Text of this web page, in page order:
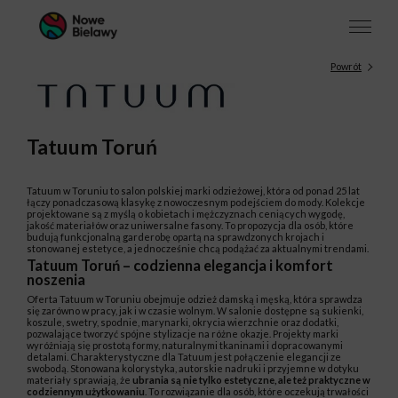
Powrót
Tatuum Toruń
Tatuum w Toruniu to salon polskiej marki odzieżowej, która od ponad 25 lat
łączy ponadczasową klasykę z nowoczesnym podejściem do mody. Kolekcje
projektowane są z myślą o kobietach i mężczyznach ceniących wygodę,
jakość materiałów oraz uniwersalne fasony. To propozycja dla osób, które
budują funkcjonalną garderobę opartą na sprawdzonych krojach i
stonowanej estetyce, a jednocześnie chcą podążać za aktualnymi trendami.
Tatuum Toruń – codzienna elegancja i komfort
noszenia
Oferta Tatuum w Toruniu obejmuje odzież damską i męską, która sprawdza
się zarówno w pracy, jak i w czasie wolnym. W salonie dostępne są sukienki,
koszule, swetry, spodnie, marynarki, okrycia wierzchnie oraz dodatki,
pozwalające tworzyć spójne stylizacje na różne okazje. Projekty marki
wyróżniają się prostotą formy, naturalnymi tkaninami i dopracowanymi
detalami. Charakterystyczne dla Tatuum jest połączenie elegancji ze
swobodą. Stonowana kolorystyka, autorskie nadruki i przyjemne w dotyku
materiały sprawiają, że ubrania są nie tylko estetyczne, ale też praktyczne w
codziennym użytkowaniu . To rozwiązanie dla osób, które oczekują trwałości